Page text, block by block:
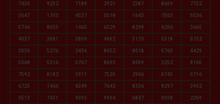
7430 9232 7189 2921 2387 8609 7732
3647 1703 4537 0518 1643 7003 5536
5746 8055 1463 6329 8298 6206 3665
4037 3081 3809 4902 5173 0318 0732
3036 5276 2436 8052 8018 5760 4429
5368 5316 0767 8693 8009 3252 8165
7592 8182 3911 7526 2966 0745 0716
6725 1466 6349 7642 8336 8297 3902
3513 7431 9093 9904 6847 0008 2269